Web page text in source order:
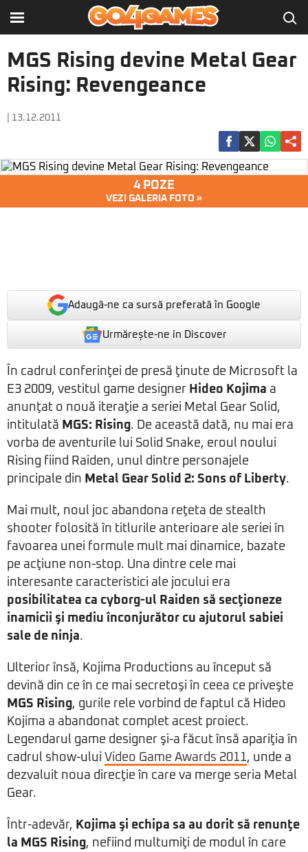
MGS Rising devine Metal Gear
Rising: Revengeance
| 13.12.2011
4 POZE
VEZI GALERIA FOTO »
Adaugă-ne ca sursă preferată în Google
Urmărește-ne in Discover
În cadrul conferinţei de presă ţinute de Microsoft la
E3 2009, vestitul game designer Hideo Kojima a
anunţat o nouă iteraţie a seriei Metal Gear Solid,
intitulată MGS: Rising. De această dată, nu mai era
vorba de aventurile lui Solid Snake, eroul noului
Rising fiind Raiden, unul dintre personajele
principale din Metal Gear Solid 2: Sons of Liberty.
Mai mult, noul joc abandona reţeta de stealth
shooter folosită în titlurile anterioare ale seriei în
favoarea unei formule mult mai dinamice, bazate
pe acţiune non-stop. Una dintre cele mai
interesante caracteristici ale jocului era
posibilitatea ca cyborg-ul Raiden să secţioneze
inamicii şi mediu înconjurător cu ajutorul sabiei
sale de ninja.
Ulterior însă, Kojima Productions au început să
devină din ce în ce mai secretoşi în ceea ce priveşte
MGS Rising, gurile rele vorbind de faptul că Hideo
Kojima a abandonat complet acest proiect.
Legendarul game designer şi-a făcut însă apariţia în
cadrul show-ului Video Game Awards 2011, unde a
dezvaluit noua direcţie în care va merge seria Metal
Gear.
Într-adevăr, Kojima şi echipa sa au dorit să renunţe
la MGS Rising, nefiind multumiţi de modul în care